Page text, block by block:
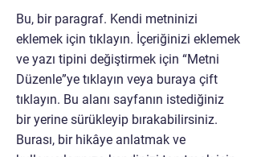
Bu, bir paragraf. Kendi metninizi
eklemek için tıklayın. İçeriğinizi eklemek
ve yazı tipini değiştirmek için “Metni
Düzenle”ye tıklayın veya buraya çift
tıklayın. Bu alanı sayfanın istediğiniz
bir yerine sürükleyip bırakabilirsiniz.
Burası, bir hikâye anlatmak ve